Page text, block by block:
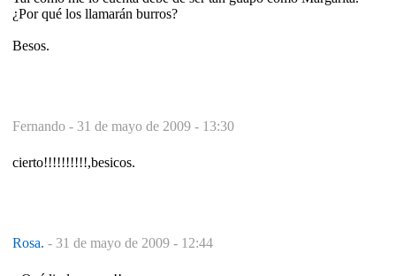
¿Por qué los llamarán burros?
Besos.
Fernando - 31 de mayo de 2009 - 13:30
cierto!!!!!!!!!!,besicos.
Rosa. - 31 de mayo de 2009 - 12:44